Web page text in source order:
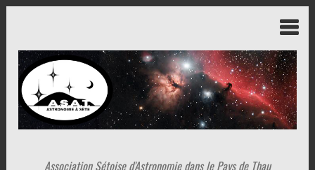
Association Sétoise d'Astronomie dans le Pays de Thau